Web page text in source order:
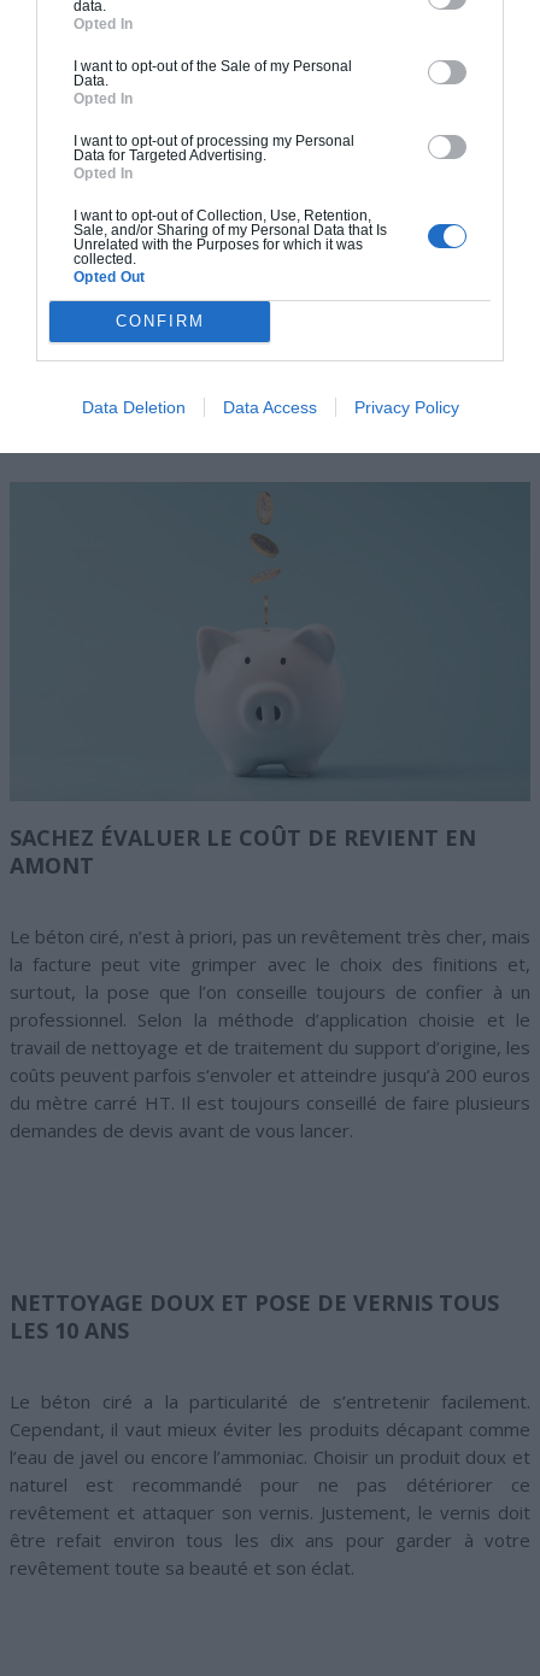
data.
Opted In
I want to opt-out of the Sale of my Personal
Data.
Opted In
I want to opt-out of processing my Personal
Data for Targeted Advertising.
Opted In
I want to opt-out of Collection, Use, Retention,
Sale, and/or Sharing of my Personal Data that Is
Unrelated with the Purposes for which it was
collected.
Opted Out
CONFIRM
Data Deletion Data Access Privacy Policy
REGARDEZ DU CÔTÉ DES DALLES EN BÉTON
Plus facile à installer mais surtout, bénéficiant d’un prix plus
donnera à votre sol le même aspect coulé. Les dalles se
posent sur le support à la façon d’un carrelage. Elles n’offrent
pas toujours les mêmes effets esthétiques que le béton ciré
que l’on applique directement sur un sol ou un mur, mais elles
sont une solution à ceux qui veulent obtenir un aspect béton
ciré à moindre coût.
SACHEZ ÉVALUER LE COÛT DE REVIENT EN
AMONT
Le béton ciré, n’est à priori, pas un revêtement très cher, mais
la facture peut vite grimper avec le choix des finitions et,
surtout, la pose que l’on conseille toujours de confier à un
professionnel. Selon la méthode d’application choisie et le
travail de nettoyage et de traitement du support d’origine, les
coûts peuvent parfois s’envoler et atteindre jusqu’à 200 euros
du mètre carré HT. Il est toujours conseillé de faire plusieurs
demandes de devis avant de vous lancer.
NETTOYAGE DOUX ET POSE DE VERNIS TOUS
LES 10 ANS
Le béton ciré a la particularité de s’entretenir facilement.
Cependant, il vaut mieux éviter les produits décapant comme
l’eau de javel ou encore l’ammoniac. Choisir un produit doux et
naturel est recommandé pour ne pas détériorer ce
revêtement et attaquer son vernis. Justement, le vernis doit
être refait environ tous les dix ans pour garder à votre
revêtement toute sa beauté et son éclat.